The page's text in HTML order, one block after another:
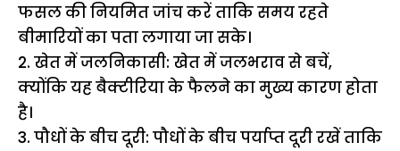
फसल की नियमित जांच करें ताकि समय रहते
बीमारियों का पता लगाया जा सके।
2. खेत में जलनिकासी: खेत में जलभराव से बचें,
क्योंकि यह बैक्टीरिया के फैलने का मुख्य कारण होता
है।
3. पौधों के बीच दूरी: पौधों के बीच पर्याप्त दूरी रखें ताकि